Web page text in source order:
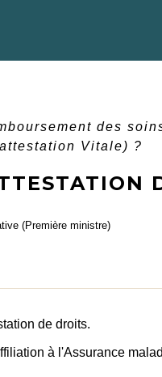
des
Vitale) ?
(Première ministre)
de droits.
à l'Assurance